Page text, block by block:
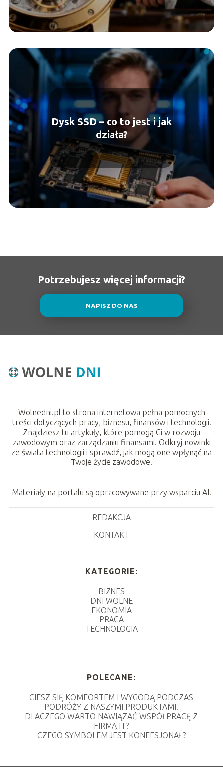
Dysk SSD – co to jest i jak
działa?
Potrzebujesz więcej informacji?
NAPISZ DO NAS
Wolnedni.pl to strona internetowa pełna pomocnych
treści dotyczących pracy, biznesu, finansów i technologii.
Znajdziesz tu artykuły, które pomogą Ci w rozwoju
zawodowym oraz zarządzaniu finansami. Odkryj nowinki
ze świata technologii i sprawdź, jak mogą one wpłynąć na
Twoje życie zawodowe.
Materiały na portalu są opracowywane przy wsparciu AI.
REDAKCJA
KONTAKT
KATEGORIE:
BIZNES
DNI WOLNE
EKONOMIA
PRACA
TECHNOLOGIA
POLECANE:
CIESZ SIĘ KOMFORTEM I WYGODĄ PODCZAS
PODRÓŻY Z NASZYMI PRODUKTAMI!
DLACZEGO WARTO NAWIĄZAĆ WSPÓŁPRACĘ Z
FIRMĄ IT?
CZEGO SYMBOLEM JEST KONFESJONAŁ?